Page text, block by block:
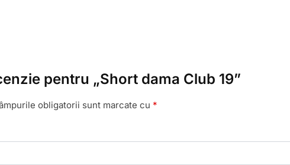
pentru „Short dama Club 19”
obligatorii sunt marcate cu *